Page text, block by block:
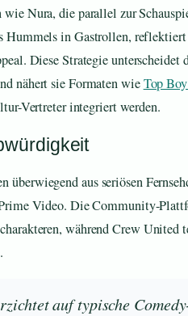
Nura, die parallel zur
Hummels in Gastrollen,
Diese Strategie
nähert sie Formaten wieTop
Vertreter integriert werden.
überwiegend aus seriösen
Video. Die Community-
während Crew United
auf typische